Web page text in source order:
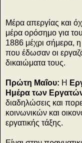
Μέρα απεργίας και
μέρα ορόσημο για
1886 μέχρι σήμερα,
που έδωσαν οι
δικαιώματα τους.
Πρώτη Μαΐου: Η
Ημέρα των
διαδηλώσεις και
κοινωνικών και
εργατικής τάξης.